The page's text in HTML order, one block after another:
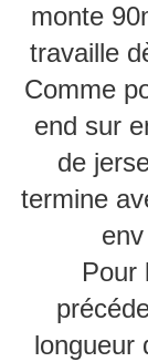
monte
travaille
Comme
end sur
de
termine
Pour
longueur